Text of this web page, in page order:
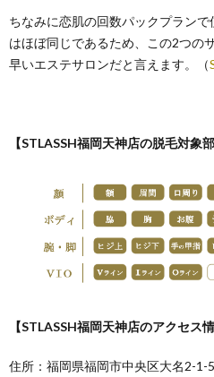
ちなみに恋肌の回数パックプラン
はほぼ同じであるため、この2つの
早いエステサロンだと言えます。（
【STLASSH福岡天神店の脱毛対象部
【STLASSH福岡天神店のアクセス情
住所：福岡県福岡市中央区大名2-1-